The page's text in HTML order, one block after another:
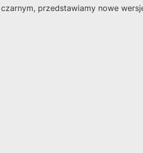
przedstawiamy nowe